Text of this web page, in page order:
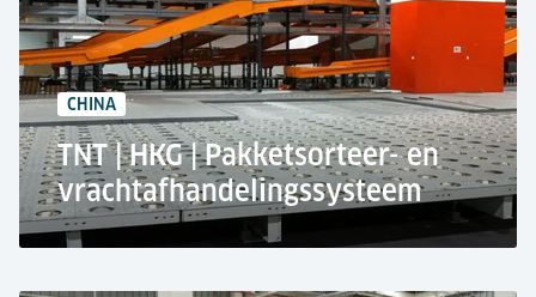
Beperkte gebruikersgroep
Transport van auto's, diverse filmstukken en
rekwisieten
CHINA
TNT | HKG | Pakketsorteer- en
vrachtafhandelingssysteem